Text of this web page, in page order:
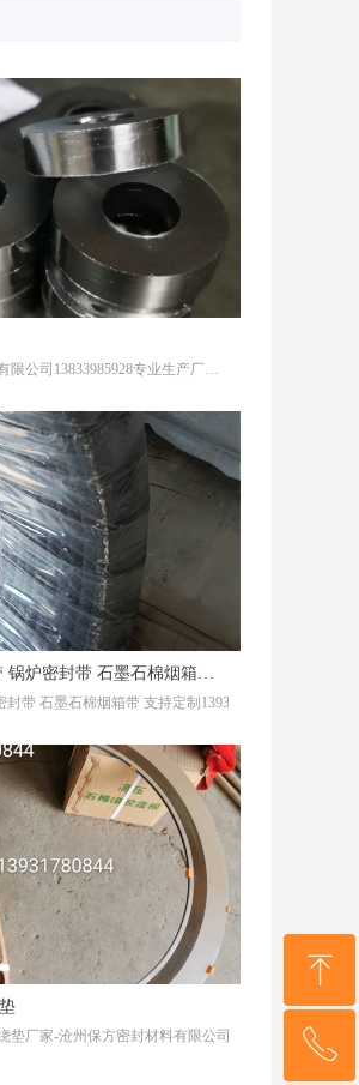
沧州保方密封材料有限公司13833985928专业生产厂家，石墨填料环是一种以石墨为主要材料的密封元件，广泛应用于高温、高压或腐蚀性介质的密封场景。以下是其关键特性及应用要点：
石墨）制成，部分产品会复合金属增强层（如不锈钢丝网）以提高机械强度‌
或化学改性，以适应超低温（如-162℃）或强酸/碱环境‌
保方 石墨烟箱带 锅炉密封带 石墨石棉烟箱带 支持定制
封带 石墨石棉烟箱带 支持定制13931780844，沧州保
垫厂家-沧州保方密封材料有限公司13931780844，D
ꁸ
回到顶部
ꂅ